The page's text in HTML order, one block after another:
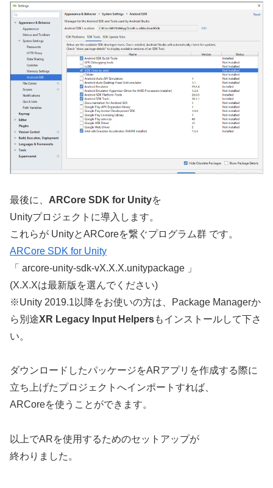
最後に、 ARCore SDK for Unityを
Unityプロジェクトに導入します。
これらが UnityとARCoreを繋ぐプログラム群 です。
ARCore SDK for Unity
「 arcore-unity-sdk-vX.X.X.unitypackage 」
(X.X.Xは最新版を選んでください)
※Unity 2019.1以降をお使いの方は、Package Managerか
ら別途XR Legacy Input Helpersもインストールして下さ
い。
ダウンロードしたパッケージをARアプリを作成する際に
立ち上げたプロジェクトへインポートすれば、
ARCoreを使うことができます。
以上でARを使用するためのセットアップが
終わりました。